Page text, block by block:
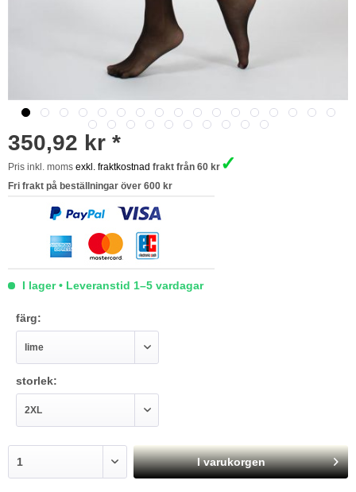
350,92 kr *
Pris inkl. moms exkl. fraktkostnad frakt från 60 kr ✓
Fri frakt på beställningar över 600 kr
I lager • Leveranstid 1–5 vardagar
färg:
storlek:
I varukorgen